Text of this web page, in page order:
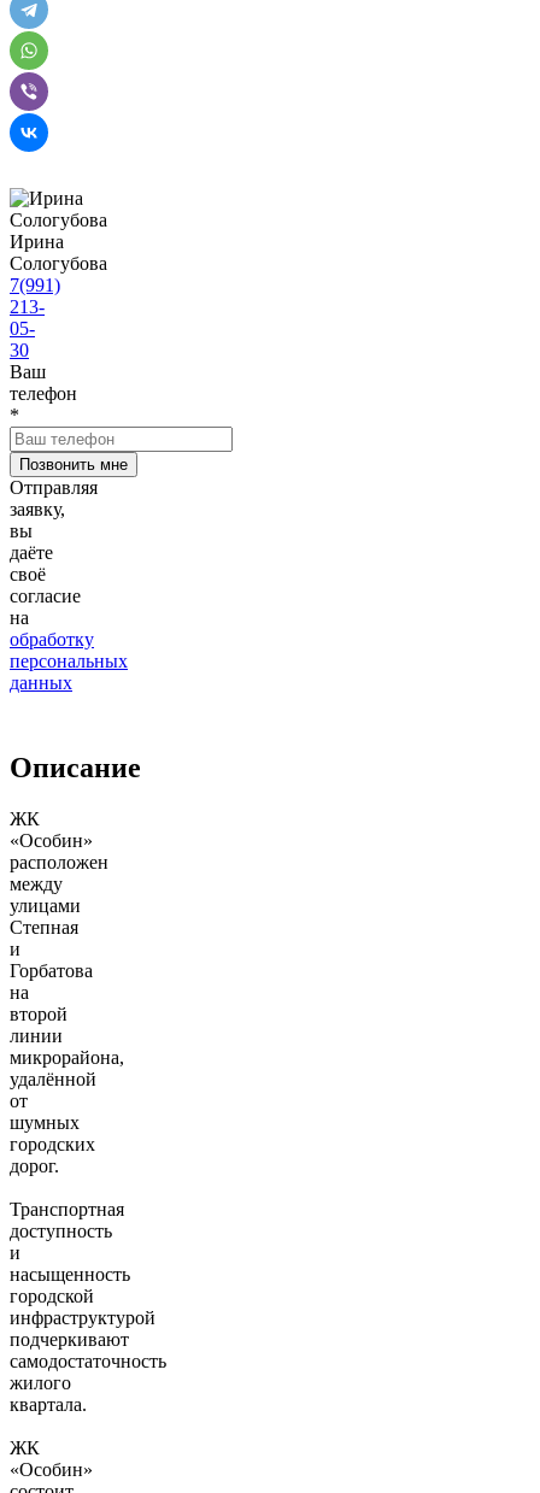
Ирина
Сологубова
7(991)
213-
05-
30
Ваш
телефон
*
Отправляя
заявку,
вы
даёте
своё
согласие
на
обработку
персональных
данных
Описание
ЖК
«Особин»
расположен
между
улицами
Степная
и
Горбатова
на
второй
линии
микрорайона,
удалённой
от
шумных
городских
дорог.
Транспортная
доступность
и
насыщенность
городской
инфраструктурой
подчеркивают
самодостаточность
жилого
квартала.
ЖК
«Особин»